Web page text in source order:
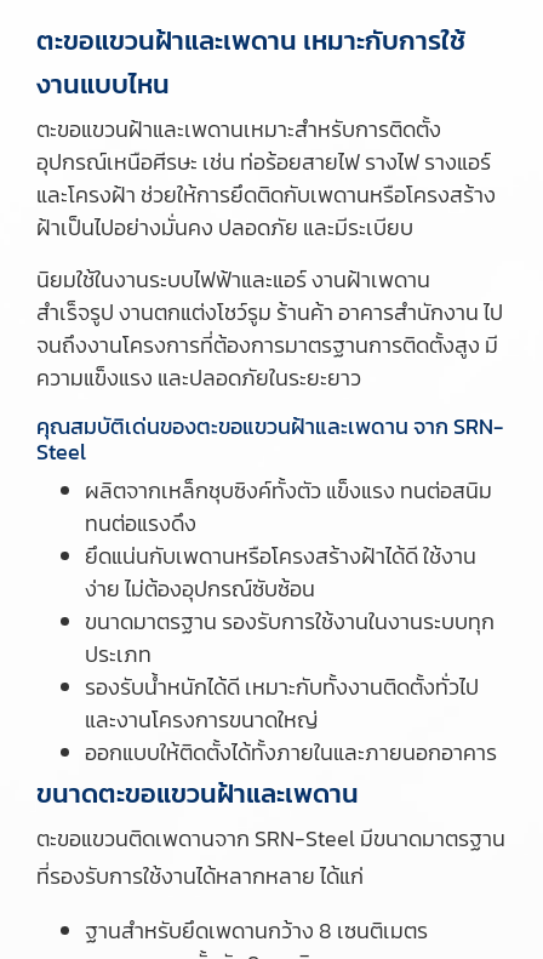
ตะขอแขวนฝ้าและเพดาน เหมาะกับการใช้
งานแบบไหน
ตะขอแขวนฝ้าและเพดานเหมาะสำหรับการติดตั้ง
อุปกรณ์เหนือศีรษะ เช่น ท่อร้อยสายไฟ รางไฟ รางแอร์
และโครงฝ้า ช่วยให้การยึดติดกับเพดานหรือโครงสร้าง
ฝ้าเป็นไปอย่างมั่นคง ปลอดภัย และมีระเบียบ
นิยมใช้ในงานระบบไฟฟ้าและแอร์ งานฝ้าเพดาน
สำเร็จรูป งานตกแต่งโชว์รูม ร้านค้า อาคารสำนักงาน ไป
จนถึงงานโครงการที่ต้องการมาตรฐานการติดตั้งสูง มี
ความแข็งแรง และปลอดภัยในระยะยาว
คุณสมบัติเด่นของตะขอแขวนฝ้าและเพดาน จาก SRN-
Steel
ผลิตจากเหล็กชุบซิงค์ทั้งตัว แข็งแรง ทนต่อสนิม
ทนต่อแรงดึง
ยึดแน่นกับเพดานหรือโครงสร้างฝ้าได้ดี ใช้งาน
ง่าย ไม่ต้องอุปกรณ์ซับซ้อน
ขนาดมาตรฐาน รองรับการใช้งานในงานระบบทุก
ประเภท
รองรับน้ำหนักได้ดี เหมาะกับทั้งงานติดตั้งทั่วไป
และงานโครงการขนาดใหญ่
ออกแบบให้ติดตั้งได้ทั้งภายในและภายนอกอาคาร
ขนาดตะขอแขวนฝ้าและเพดาน
ตะขอแขวนติดเพดานจาก SRN-Steel มีขนาดมาตรฐาน
ที่รองรับการใช้งานได้หลากหลาย ได้แก่
ฐานสำหรับยึดเพดานกว้าง 8 เซนติเมตร